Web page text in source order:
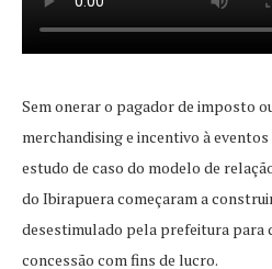
Sem onerar o pagador de imposto
merchandising e incentivo à
estudo de caso do modelo de
do Ibirapuera começaram a
desestimulado pela prefeitura para
concessão com fins de lucro.